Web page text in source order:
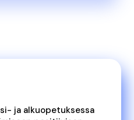
ja alkuopetuksessa